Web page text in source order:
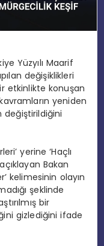
Yüzyılı Maarif
değişiklikleri
etkinlikte konuşan
yeniden
değiştirildiğini
yerine ‘Haçlı
Bakan
kelimesinin olayın
şeklinde
bir
gizlediğini ifade